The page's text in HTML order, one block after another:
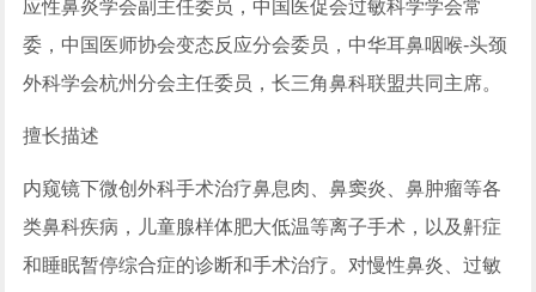
应性鼻炎学会副主任委员，中国医促会过敏科学学会常
委，中国医师协会变态反应分会委员，中华耳鼻咽喉-头颈
外科学会杭州分会主任委员，长三角鼻科联盟共同主席。
擅长描述
内窥镜下微创外科手术治疗鼻息肉、鼻窦炎、鼻肿瘤等各
类鼻科疾病，儿童腺样体肥大低温等离子手术，以及鼾症
和睡眠暂停综合症的诊断和手术治疗。对慢性鼻炎、过敏